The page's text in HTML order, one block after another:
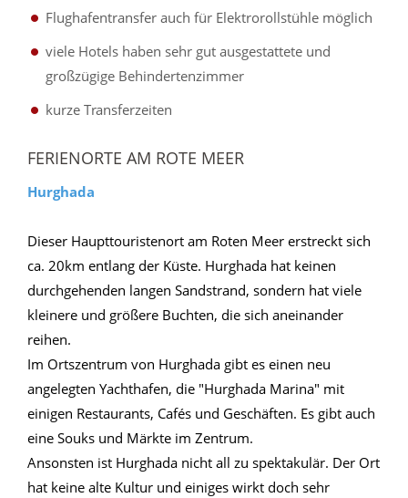
Flughafentransfer auch für Elektrorollstühle möglich
viele Hotels haben sehr gut ausgestattete und
großzügige Behindertenzimmer
kurze Transferzeiten
FERIENORTE AM ROTE MEER
Hurghada
Dieser Haupttouristenort am Roten Meer erstreckt sich
ca. 20km entlang der Küste. Hurghada hat keinen
durchgehenden langen Sandstrand, sondern hat viele
kleinere und größere Buchten, die sich aneinander
reihen.
Im Ortszentrum von Hurghada gibt es einen neu
angelegten Yachthafen, die "Hurghada Marina" mit
einigen Restaurants, Cafés und Geschäften. Es gibt auch
eine Souks und Märkte im Zentrum.
Ansonsten ist Hurghada nicht all zu spektakulär. Der Ort
hat keine alte Kultur und einiges wirkt doch sehr